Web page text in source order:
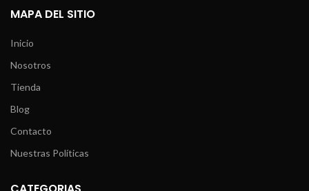
MAPA DEL SITIO
Inicio
Nosotros
Tienda
Blog
Contacto
Nuestras Políticas